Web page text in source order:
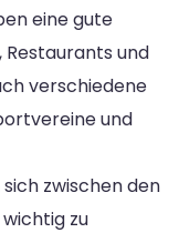
eine gute
Restaurants und
verschiedene
und
zwischen den
zu